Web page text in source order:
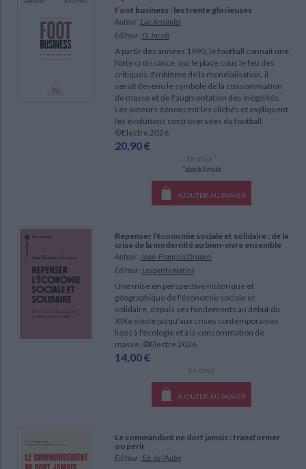
CHARGEMENT...
Bibliothèque de la Pléiade Critique et histoire littéraire
Classiques scolaires
Audio - Livres lus
Littérature en version originale Humour
Ecologie - Environnement Religions - Spiritualités
Histoire - Généralités Histoire des pays
Géographie
Foot business : les trente glorieuses
Auteur : Luc Arrondel
Éditeur : O. Jacob
A partir des années 1990, le football connait une
forte croissance, qui le place sous le feu des
critiques. Emblème de la mondialisation, il
serait devenu le symbole de la consommation
de masse et de l'augmentation des inégalités.
Les auteurs dénoncent les clichés et expliquent
les évolutions controversées du football.
©Electre 2026
20,90 €
En stock *
*stock limité
AJOUTER AU PANIER
Repenser l'économie sociale et solidaire : de la
crise de la modernité au bien-vivre ensemble
Auteur : Jean-François Draperi
Éditeur : Les petits matins
Une mise en perspective historique et
géographique de l'économie sociale et
solidaire, depuis ses fondements au début du
XIXe siècle jusqu'aux crises contemporaines
liées à l'écologie et à la consommation de
masse. ©Electre 2026
14,00 €
En stock
AJOUTER AU PANIER
Le commandant ne dort jamais : transformer
ou périr
Éditeur : Ed. de l'Aube